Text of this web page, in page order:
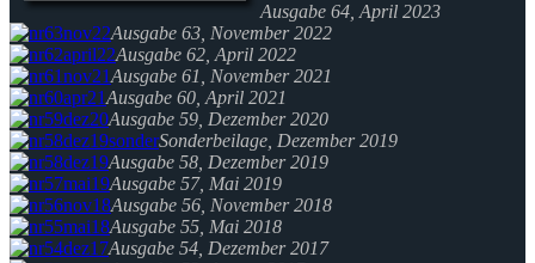
Ausgabe 64, April 2023
Ausgabe 63, November 2022
Ausgabe 62, April 2022
Ausgabe 61, November 2021
Ausgabe 60, April 2021
Ausgabe 59, Dezember 2020
Sonderbeilage, Dezember 2019
Ausgabe 58, Dezember 2019
Ausgabe 57, Mai 2019
Ausgabe 56, November 2018
Ausgabe 55, Mai 2018
Ausgabe 54, Dezember 2017